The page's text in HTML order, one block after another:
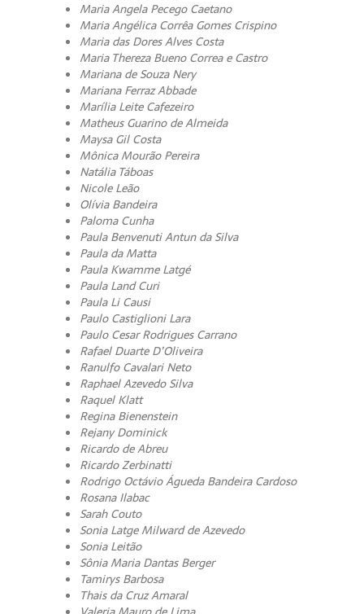
Maria Angela Pecego Caetano
Maria Angélica Corrêa Gomes Crispino
Maria das Dores Alves Costa
Maria Thereza Bueno Correa e Castro
Mariana de Souza Nery
Mariana Ferraz Abbade
Marília Leite Cafezeiro
Matheus Guarino de Almeida
Maysa Gil Costa
Mônica Mourão Pereira
Natália Táboas
Nicole Leão
Olívia Bandeira
Paloma Cunha
Paula Benvenuti Antun da Silva
Paula da Matta
Paula Kwamme Latgé
Paula Land Curi
Paula Li Causi
Paulo Castiglioni Lara
Paulo Cesar Rodrigues Carrano
Rafael Duarte D’Oliveira
Ranulfo Cavalari Neto
Raphael Azevedo Silva
Raquel Klatt
Regina Bienenstein
Rejany Dominick
Ricardo de Abreu
Ricardo Zerbinatti
Rodrigo Octávio Águeda Bandeira Cardoso
Rosana Ilabac
Sarah Couto
Sonia Latge Milward de Azevedo
Sonia Leitão
Sônia Maria Dantas Berger
Tamirys Barbosa
Thais da Cruz Amaral